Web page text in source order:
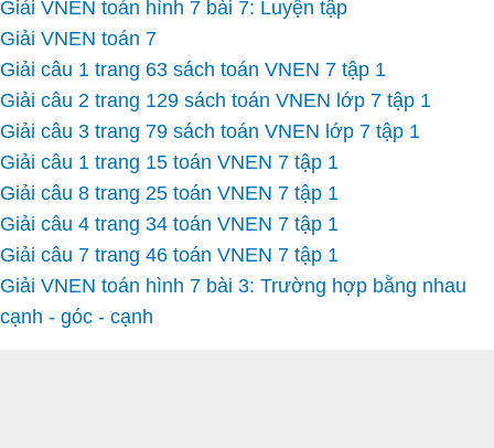
Giải VNEN toán hình 7 bài 7: Luyện tập
Giải VNEN toán 7
Giải câu 1 trang 63 sách toán VNEN 7 tập 1
Giải câu 2 trang 129 sách toán VNEN lớp 7 tập 1
Giải câu 3 trang 79 sách toán VNEN lớp 7 tập 1
Giải câu 1 trang 15 toán VNEN 7 tập 1
Giải câu 8 trang 25 toán VNEN 7 tập 1
Giải câu 4 trang 34 toán VNEN 7 tập 1
Giải câu 7 trang 46 toán VNEN 7 tập 1
Giải VNEN toán hình 7 bài 3: Trường hợp bằng nhau
cạnh - góc - cạnh